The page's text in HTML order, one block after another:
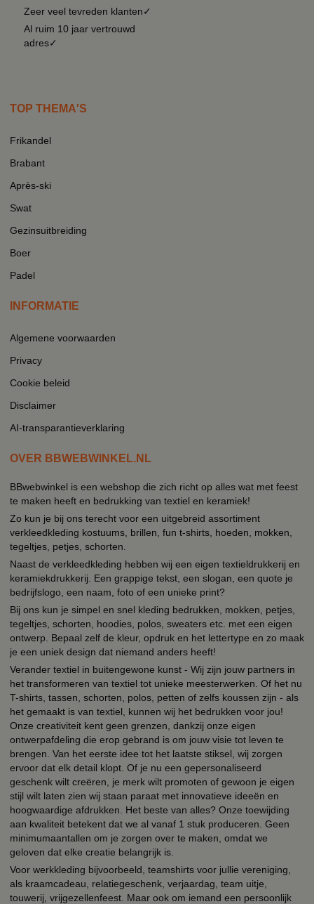
Zeer veel tevreden klanten✓
Al ruim 10 jaar vertrouwd
adres✓
TOP THEMA'S
Frikandel
Brabant
Après-ski
Swat
Gezinsuitbreiding
Boer
Padel
INFORMATIE
Algemene voorwaarden
Privacy
Cookie beleid
Disclaimer
AI-transparantieverklaring
OVER BBWEBWINKEL.NL
BBwebwinkel is een webshop die zich richt op alles wat met feest
te maken heeft en bedrukking van textiel en keramiek!
Zo kun je bij ons terecht voor een uitgebreid assortiment
verkleedkleding kostuums, brillen, fun t-shirts, hoeden, mokken,
tegeltjes, petjes, schorten.
Naast de verkleedkleding hebben wij een eigen textieldrukkerij en
keramiekdrukkerij. Een grappige tekst, een slogan, een quote je
bedrijfslogo, een naam, foto of een unieke print?
Bij ons kun je simpel en snel kleding bedrukken, mokken, petjes,
tegeltjes, schorten, hoodies, polos, sweaters etc. met een eigen
ontwerp. Bepaal zelf de kleur, opdruk en het lettertype en zo maak
je een uniek design dat niemand anders heeft!
Verander textiel in buitengewone kunst - Wij zijn jouw partners in
het transformeren van textiel tot unieke meesterwerken. Of het nu
T-shirts, tassen, schorten, polos, petten of zelfs koussen zijn - als
het gemaakt is van textiel, kunnen wij het bedrukken voor jou!
Onze creativiteit kent geen grenzen, dankzij onze eigen
ontwerpafdeling die erop gebrand is om jouw visie tot leven te
brengen. Van het eerste idee tot het laatste stiksel, wij zorgen
ervoor dat elk detail klopt. Of je nu een gepersonaliseerd
geschenk wilt creëren, je merk wilt promoten of gewoon je eigen
stijl wilt laten zien wij staan paraat met innovatieve ideeën en
hoogwaardige afdrukken. Het beste van alles? Onze toewijding
aan kwaliteit betekent dat we al vanaf 1 stuk produceren. Geen
minimumaantallen om je zorgen over te maken, omdat we
geloven dat elke creatie belangrijk is.
Voor werkkleding bijvoorbeeld, teamshirts voor jullie vereniging,
als kraamcadeau, relatiegeschenk, verjaardag, team uitje,
touwerij, vrijgezellenfeest. Maar ook om iemand een persoonlijk